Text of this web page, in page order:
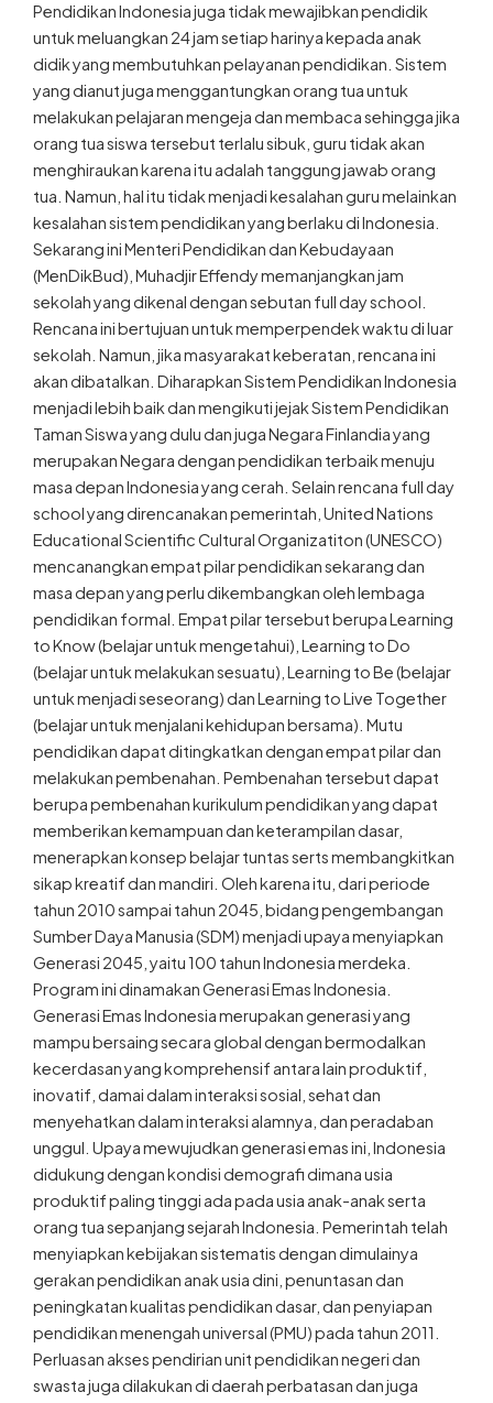
Pendidikan Indonesia juga tidak mewajibkan pendidik
untuk meluangkan 24 jam setiap harinya kepada anak
didik yang membutuhkan pelayanan pendidikan. Sistem
yang dianut juga menggantungkan orang tua untuk
melakukan pelajaran mengeja dan membaca sehingga jika
orang tua siswa tersebut terlalu sibuk, guru tidak akan
menghiraukan karena itu adalah tanggung jawab orang
tua. Namun, hal itu tidak menjadi kesalahan guru melainkan
kesalahan sistem pendidikan yang berlaku di Indonesia.
Sekarang ini Menteri Pendidikan dan Kebudayaan
(MenDikBud), Muhadjir Effendy memanjangkan jam
sekolah yang dikenal dengan sebutan full day school.
Rencana ini bertujuan untuk memperpendek waktu di luar
sekolah. Namun, jika masyarakat keberatan, rencana ini
akan dibatalkan. Diharapkan Sistem Pendidikan Indonesia
menjadi lebih baik dan mengikuti jejak Sistem Pendidikan
Taman Siswa yang dulu dan juga Negara Finlandia yang
merupakan Negara dengan pendidikan terbaik menuju
masa depan Indonesia yang cerah. Selain rencana full day
school yang direncanakan pemerintah, United Nations
Educational Scientific Cultural Organizatiton (UNESCO)
mencanangkan empat pilar pendidikan sekarang dan
masa depan yang perlu dikembangkan oleh lembaga
pendidikan formal. Empat pilar tersebut berupa Learning
to Know (belajar untuk mengetahui), Learning to Do
(belajar untuk melakukan sesuatu), Learning to Be (belajar
untuk menjadi seseorang) dan Learning to Live Together
(belajar untuk menjalani kehidupan bersama). Mutu
pendidikan dapat ditingkatkan dengan empat pilar dan
melakukan pembenahan. Pembenahan tersebut dapat
berupa pembenahan kurikulum pendidikan yang dapat
memberikan kemampuan dan keterampilan dasar,
menerapkan konsep belajar tuntas serts membangkitkan
sikap kreatif dan mandiri. Oleh karena itu, dari periode
tahun 2010 sampai tahun 2045, bidang pengembangan
Sumber Daya Manusia (SDM) menjadi upaya menyiapkan
Generasi 2045, yaitu 100 tahun Indonesia merdeka.
Program ini dinamakan Generasi Emas Indonesia.
Generasi Emas Indonesia merupakan generasi yang
mampu bersaing secara global dengan bermodalkan
kecerdasan yang komprehensif antara lain produktif,
inovatif, damai dalam interaksi sosial, sehat dan
menyehatkan dalam interaksi alamnya, dan peradaban
unggul. Upaya mewujudkan generasi emas ini, Indonesia
didukung dengan kondisi demografi dimana usia
produktif paling tinggi ada pada usia anak-anak serta
orang tua sepanjang sejarah Indonesia. Pemerintah telah
menyiapkan kebijakan sistematis dengan dimulainya
gerakan pendidikan anak usia dini, penuntasan dan
peningkatan kualitas pendidikan dasar, dan penyiapan
pendidikan menengah universal (PMU) pada tahun 2011.
Perluasan akses pendirian unit pendidikan negeri dan
swasta juga dilakukan di daerah perbatasan dan juga